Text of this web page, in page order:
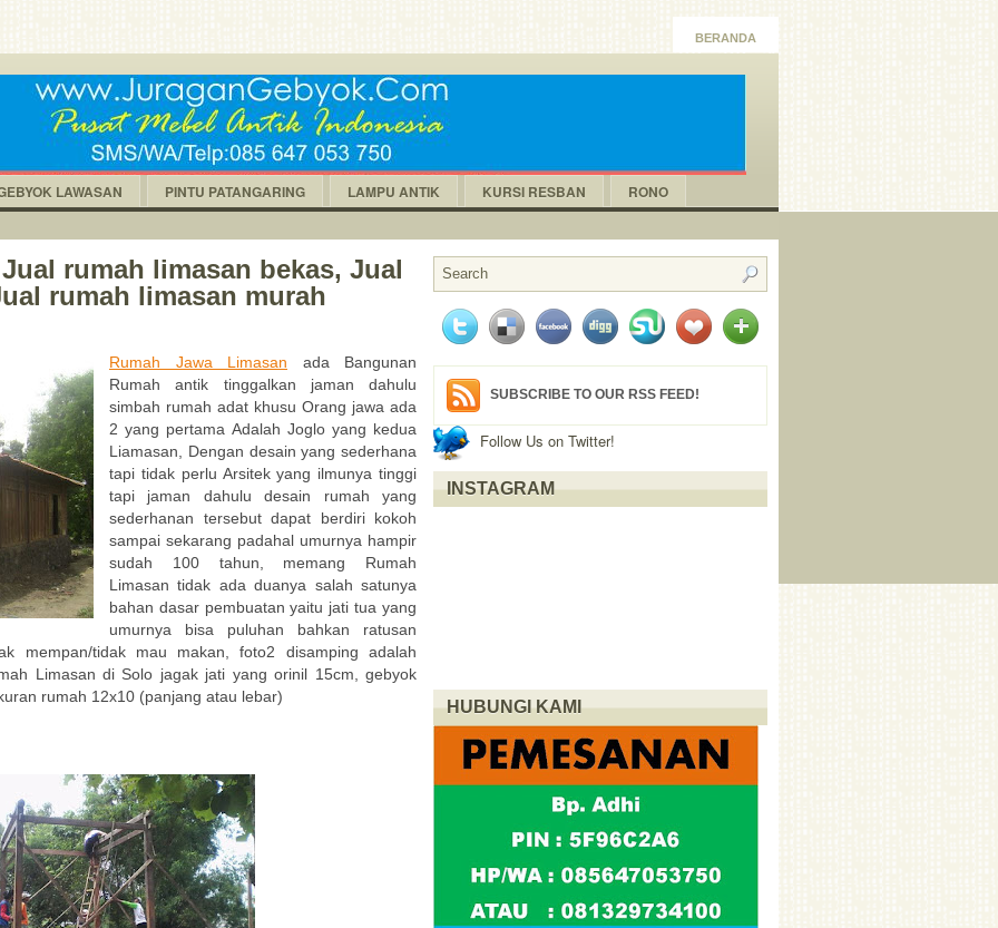
BERANDA
LAWASAN PINTU PATANGARING LAMPU ANTIK KURSI RESBAN RONO
rumah limasan bekas, Jual
rumah limasan murah
Rumah Jawa Limasan ada Bangunan
Rumah antik tinggalkan jaman dahulu
simbah rumah adat khusu Orang jawa ada
2 yang pertama Adalah Joglo yang kedua
Liamasan, Dengan desain yang sederhana
tapi tidak perlu Arsitek yang ilmunya tinggi
tapi jaman dahulu desain rumah yang
sederhanan tersebut dapat berdiri kokoh
sampai sekarang padahal umurnya hampir
sudah 100 tahun, memang Rumah
Limasan tidak ada duanya salah satunya
bahan dasar pembuatan yaitu jati tua yang
umurnya bisa puluhan bahkan ratusan
mempan/tidak mau makan, foto2 disamping adalah
Limasan di Solo jagak jati yang orinil 15cm, gebyok
rumah 12x10 (panjang atau lebar)
SUBSCRIBE TO OUR RSS FEED!
Follow Us on Twitter!
INSTAGRAM
HUBUNGI KAMI